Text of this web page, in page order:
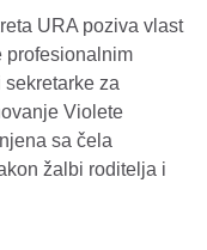
URA poziva vlast
profesionalnim
za
Violete
sa čela
žalbi roditelja i